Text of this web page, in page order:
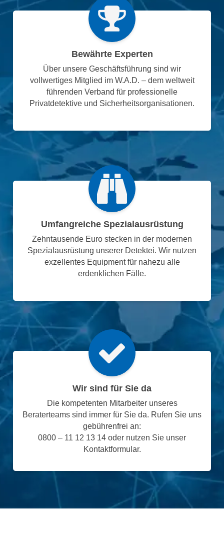
Bewährte Experten
Über unsere Geschäftsführung sind wir
vollwertiges Mitglied im W.A.D. – dem weltweit
führenden Verband für professionelle
Privatdetektive und Sicherheitsorganisationen.
Umfangreiche Spezialausrüstung
Zehntausende Euro stecken in der modernen
Spezialausrüstung unserer Detektei. Wir nutzen
exzellentes Equipment für nahezu alle
erdenklichen Fälle.
Wir sind für Sie da
Die kompetenten Mitarbeiter unseres
Beraterteams sind immer für Sie da. Rufen Sie uns
gebührenfrei an:
0800 – 11 12 13 14 oder nutzen Sie unser
Kontaktformular.